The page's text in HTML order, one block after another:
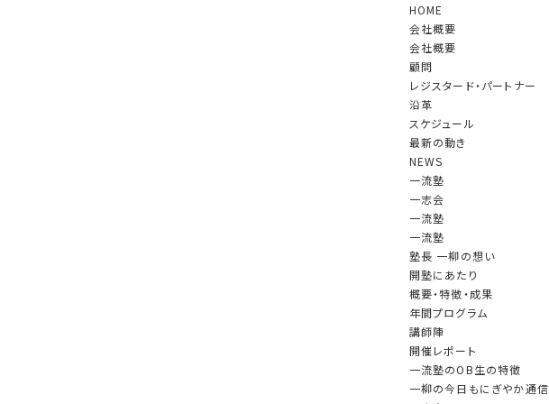
HOME
会社概要
会社概要
顧問
レジスタード・パートナー
沿革
スケジュール
最新の動き
NEWS
一流塾
一志会
一流塾
一流塾
塾長 一柳の想い
開塾にあたり
概要・特徴・成果
年間プログラム
講師陣
開催レポート
一流塾のOB生の特徴
一柳の今日もにぎやか通信
一流塾のOB生の特徴